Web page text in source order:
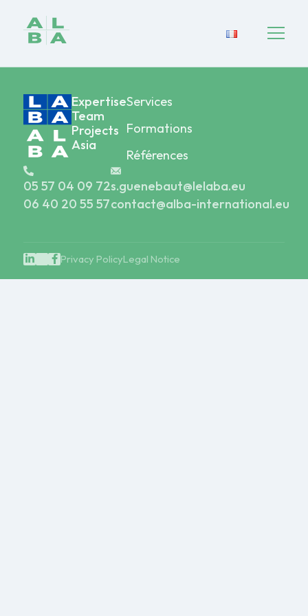
Expertise
Team
Projects
Asia
Services
Formations
Références
05 57 04 09 72
06 40 20 55 57
s.guenebaut@lelaba.eu
contact@alba-international.eu
Legal Notice
Privacy Policy